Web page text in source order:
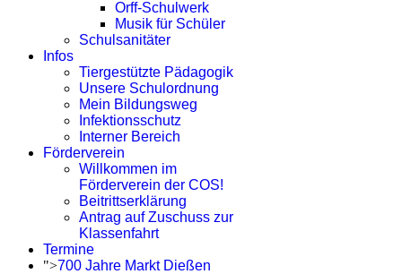
Orff-Schulwerk
Musik für Schüler
Schulsanitäter
Infos
Tiergestützte Pädagogik
Unsere Schulordnung
Mein Bildungsweg
Infektionsschutz
Interner Bereich
Förderverein
Willkommen im
Förderverein der COS!
Beitrittserklärung
Antrag auf Zuschuss zur
Klassenfahrt
Termine
">700 Jahre Markt Dießen